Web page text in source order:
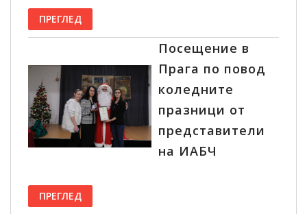
ПРЕГЛЕД
Посещение в
Прага по повод
коледните
празници от
представители
на ИАБЧ
ПРЕГЛЕД